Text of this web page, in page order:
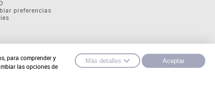
preferencias
para comprender y
las opciones de
Más detalles Aceptar